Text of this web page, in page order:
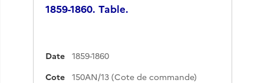
1859-1860. Table.
Date
1859-1860
Cote
150AN/13 (Cote de commande)